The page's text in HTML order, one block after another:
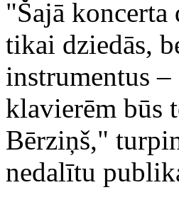
"Šajā koncerta
tikai dziedās,
instrumentus
klavierēm būs
Bērziņš,"
nedalītu